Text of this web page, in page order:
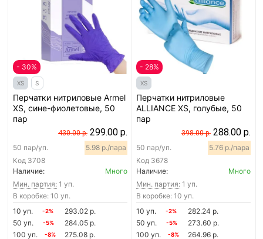
- 30%
XS S
Перчатки нитриловые Armel
XS, сине-фиолетовые, 50
пар
430.00 р. 299.00 р.
Код 3708
50 пар/уп. 5.98 р./пара
Наличие:
Много
Мин. партия: 1 уп.
В коробке: 10 уп.
10 уп.
-2%
293.02 р.
50 уп.
-5%
284.05 р.
100 уп.
-8% 275.08 р.
- 28%
XS
Перчатки нитриловые
ALLIANCE XS, голубые, 50
пар
398.00 р. 288.00 р.
Код 3678
50 пар/уп. 5.76 р./пара
Наличие:
Много
Мин. партия: 1 уп.
В коробке: 10 уп.
10 уп.
-2%
282.24 р.
50 уп.
-5%
273.60 р.
100 уп.
-8% 264.96 р.